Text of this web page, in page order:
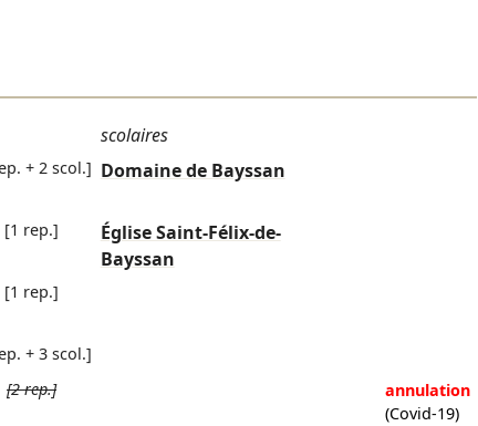
scolaires
+ 2 scol.] Domaine de Bayssan
[1 rep.]
Église Saint-Félix-de-
Bayssan
[1 rep.]
+ 3 scol.]
[2 rep.]
annulation
(Covid-19)